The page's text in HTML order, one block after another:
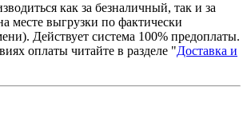
как за безналичный, так и за
месте выгрузки по фактически
Действует система 100% предоплаты.
оплаты читайте в разделе "Доставка и